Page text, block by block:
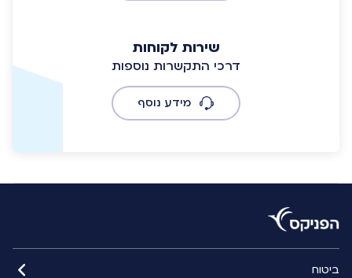
שירות לקוחות
דרכי התקשרות נוספות
מידע נוסף
ביטוח